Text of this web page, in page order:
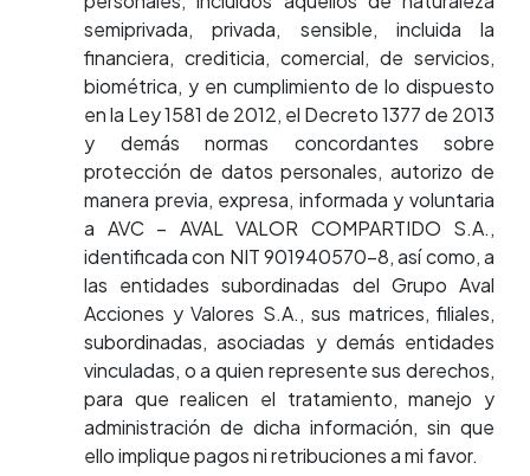
semiprivada, privada, sensible, incluida la
financiera, crediticia, comercial, de servicios,
biométrica, y en cumplimiento de lo dispuesto
en la Ley 1581 de 2012, el Decreto 1377 de 2013
y demás normas concordantes sobre
protección de datos personales, autorizo de
manera previa, expresa, informada y voluntaria
a AVC – AVAL VALOR COMPARTIDO S.A.,
identificada con NIT 901940570-8, así como, a
las entidades subordinadas del Grupo Aval
Acciones y Valores S.A., sus matrices, filiales,
subordinadas, asociadas y demás entidades
vinculadas, o a quien represente sus derechos,
para que realicen el tratamiento, manejo y
administración de dicha información, sin que
ello implique pagos ni retribuciones a mi favor.